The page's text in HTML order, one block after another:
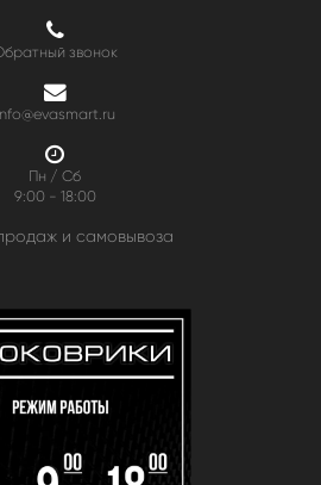
звонок
Пн / Сб
9:00 - 18:00
и самовывоза